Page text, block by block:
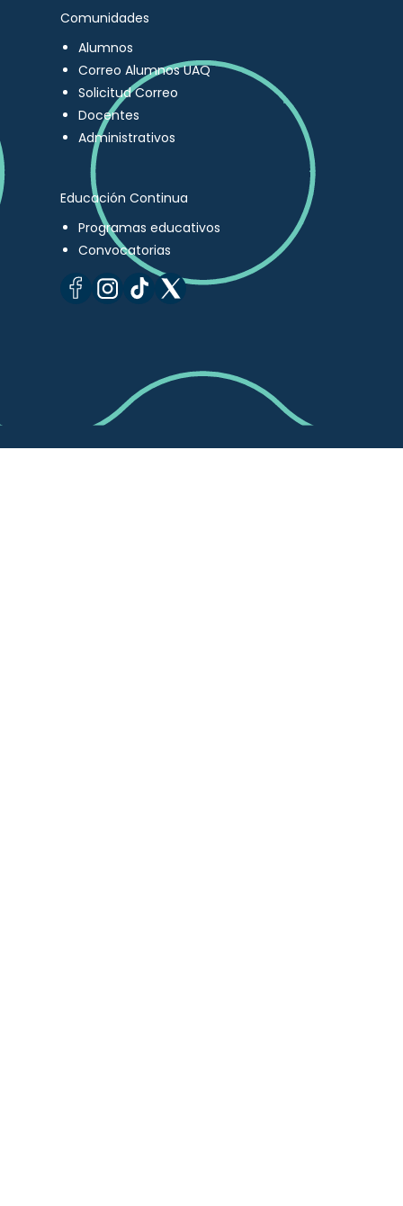
Comunidades
Alumnos
Correo Alumnos UAQ
Solicitud Correo
Docentes
Administrativos
Educación Continua
Programas educativos
Convocatorias